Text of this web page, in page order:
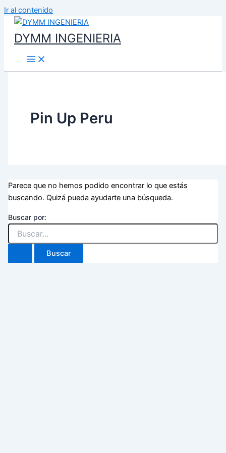
Ir al contenido
DYMM INGENIERIA
Pin Up Peru
Parece que no hemos podido encontrar lo que estás
buscando. Quizá pueda ayudarte una búsqueda.
Buscar por: